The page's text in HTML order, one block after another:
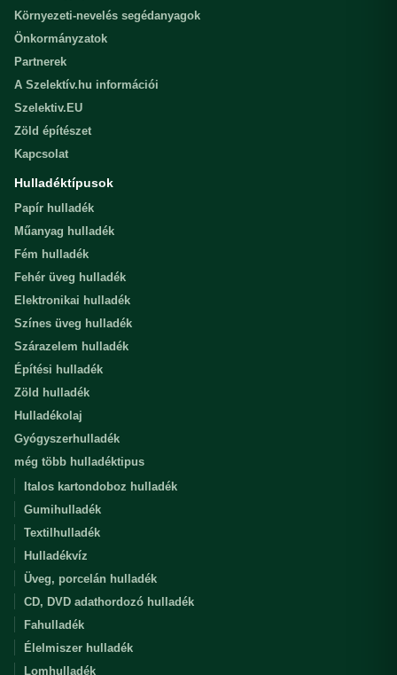
Környezeti-nevelés segédanyagok
Önkormányzatok
Partnerek
A Szelektív.hu információi
Szelektiv.EU
Zöld építészet
Kapcsolat
Hulladéktípusok
Papír hulladék
Műanyag hulladék
Fém hulladék
Fehér üveg hulladék
Elektronikai hulladék
Színes üveg hulladék
Szárazelem hulladék
Építési hulladék
Zöld hulladék
Hulladékolaj
Gyógyszerhulladék
még több hulladéktipus
Italos kartondoboz hulladék
Gumihulladék
Textilhulladék
Hulladékvíz
Üveg, porcelán hulladék
CD, DVD adathordozó hulladék
Fahulladék
Élelmiszer hulladék
Lomhulladék